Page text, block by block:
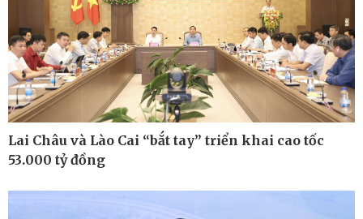
Tin nóng
Tư vấn luật
Bóng đá quốc tế
Bóng đá Việt Nam
Thế giới thể thao
Lịch thi đấu bóng đá
eSports
Hậu trường
Lai Châu và Lào Cai “bắt tay” triển khai cao tốc
53.000 tỷ đồng